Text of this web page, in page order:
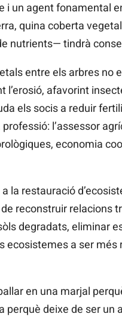
un agent fonamental
quina coberta
nutrients— tindrà
entre els arbres no
l’erosió, afavorint
els socis a reduir
l’assessor
economia
la restauració
reconstruir relacions
degradats, eliminar
ecosistemes a ser
en una marjal
deixe de ser